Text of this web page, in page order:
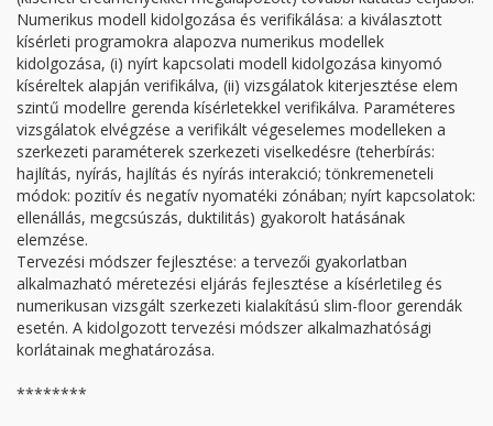
Numerikus modell kidolgozása és verifikálása: a kiválasztott
kísérleti programokra alapozva numerikus modellek
kidolgozása, (i) nyírt kapcsolati modell kidolgozása kinyomó
kíséreltek alapján verifikálva, (ii) vizsgálatok kiterjesztése elem
szintű modellre gerenda kísérletekkel verifikálva. Paraméteres
vizsgálatok elvégzése a verifikált végeselemes modelleken a
szerkezeti paraméterek szerkezeti viselkedésre (teherbírás:
hajlítás, nyírás, hajlítás és nyírás interakció; tönkremeneteli
módok: pozitív és negatív nyomatéki zónában; nyírt kapcsolatok:
ellenállás, megcsúszás, duktilitás) gyakorolt hatásának
elemzése.
Tervezési módszer fejlesztése: a tervezői gyakorlatban
alkalmazható méretezési eljárás fejlesztése a kísérletileg és
numerikusan vizsgált szerkezeti kialakítású slim-floor gerendák
esetén. A kidolgozott tervezési módszer alkalmazhatósági
korlátainak meghatározása.
********